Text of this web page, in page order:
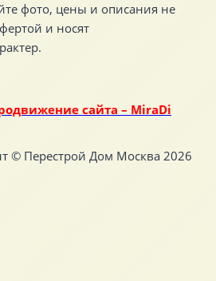
фото, цены и описания не
и носят
сайта – MiraDi
© Перестрой Дом Москва 2026